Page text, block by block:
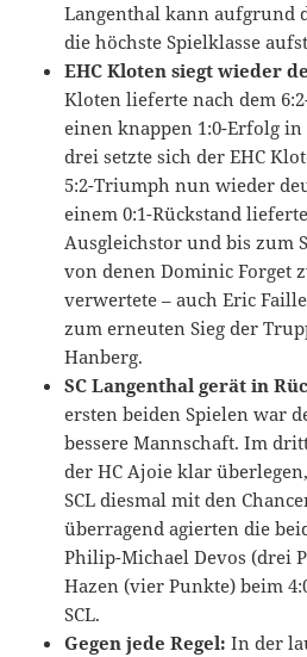
Langenthal kann aufgrund
die höchste Spielklasse
EHC Kloten siegt wieder
Kloten lieferte nach dem
einen knappen 1:0-Erfolg
drei setzte sich der EHC
5:2-Triumph nun wieder
einem 0:1-Rückstand
Ausgleichstor und bis zum
von denen Dominic Forget
verwertete – auch Eric
zum erneuten Sieg der
Hanberg.
SC Langenthal gerät in
ersten beiden Spielen war
bessere Mannschaft. Im
der HC Ajoie klar
SCL diesmal mit den
überragend agierten die
Philip-Michael Devos (drei
Hazen (vier Punkte) beim
SCL.
Gegen jede Regel: In der